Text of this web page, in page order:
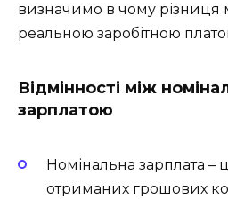
визначимо в чому різниця
реальною заробітною
Відмінності між
зарплатою
Номінальна зарплата –
отриманих грошових